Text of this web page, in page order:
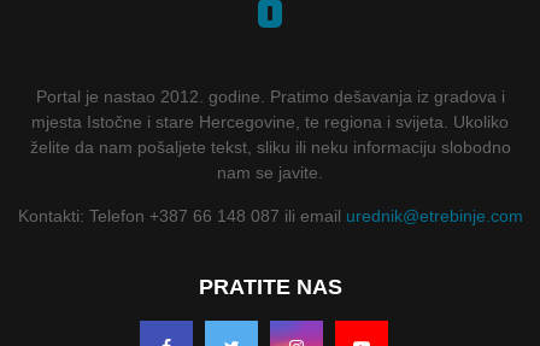
Portal je nastao 2012. godine. Pratimo dešavanja iz gradova i
mjesta Istočne i stare Hercegovine, te regiona i svijeta. Ukoliko
želite da nam pošaljete tekst, sliku ili neku informaciju slobodno
nam se javite.
Kontakti: Telefon +387 66 148 087 ili email urednik@etrebinje.com
PRATITE NAS